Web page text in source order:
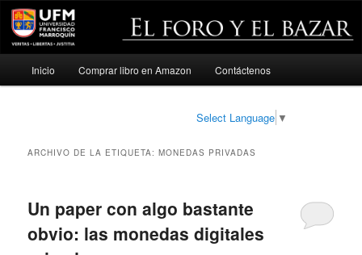
Ir
Ir
Inicio Comprar libro en Amazon Contáctenos
Select Language ▼
ARCHIVO DE LA ETIQUETA:MONEDAS PRIVADAS
Un paper con algo bastante
obvio: las monedas digitales